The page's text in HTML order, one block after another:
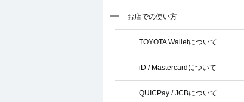
お店での使い方
TOYOTA Walletについて
iD / Mastercardについて
QUICPay / JCBについて